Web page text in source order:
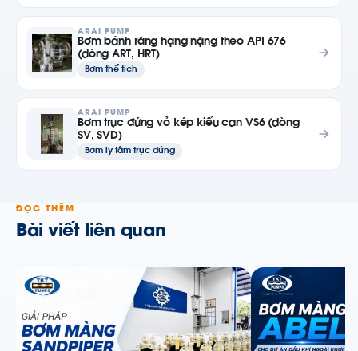
ARAI PUMP
Bơm bánh răng hạng nặng theo API 676
(dòng ART, HRT)
Bơm thể tích
ARAI PUMP
Bơm trục đứng vỏ kép kiểu can VS6 (dòng
SV, SVD)
Bơm ly tâm trục đứng
ĐỌC THÊM
Bài viết liên quan